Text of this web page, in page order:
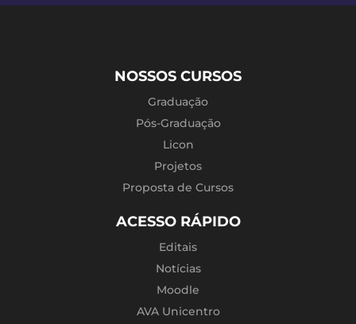
NOSSOS CURSOS
Graduação
Pós-Graduação
Licon
Projetos
Proposta de Cursos
ACESSO RÁPIDO
Editais
Notícias
Moodle
AVA Unicentro